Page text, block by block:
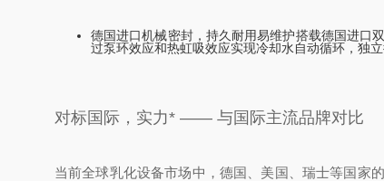
德国进口机械密封，持久耐用易维护搭载德国进口
过泵环效应和热虹吸效应实现冷却水自动循环，独
对标国际，实力* —— 与国际主流品牌对比
当前全球乳化设备市场中，德国、美国、瑞士等国家